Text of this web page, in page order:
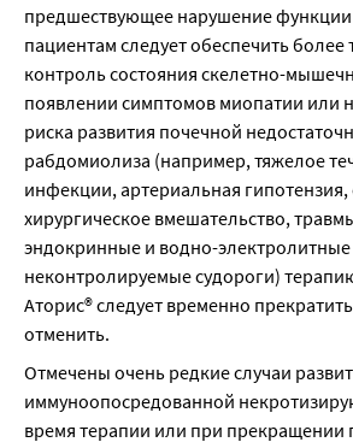
предшествующее нарушение функции
пациентам следует обеспечить
контроль состояния скелетно-
появлении симптомов миопатии или
риска развития почечной
рабдомиолиза (например, тяжелое
инфекции, артериальная
хирургическое вмешательство,
эндокринные и водно-
неконтролируемые судороги)
Аторис® следует временно
отменить.
Отмечены очень редкие случаи
иммуноопосредованной
время терапии или при прекращении